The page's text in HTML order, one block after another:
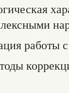
работы